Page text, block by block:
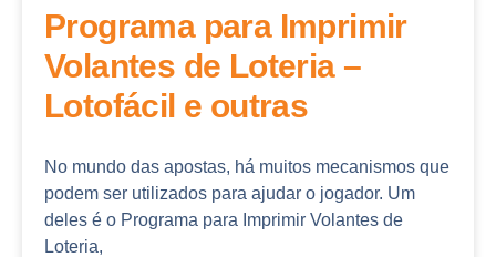
Programa para Imprimir
Volantes de Loteria –
Lotofácil e outras
No mundo das apostas, há muitos mecanismos que
podem ser utilizados para ajudar o jogador. Um
deles é o Programa para Imprimir Volantes de
Loteria,